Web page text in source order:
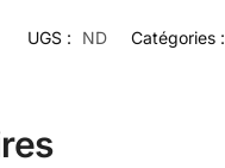
UGS : ND Catégories :